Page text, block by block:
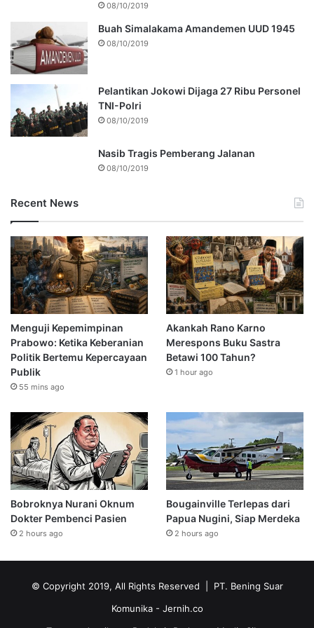
08/10/2019
Buah Simalakama Amandemen UUD 1945
08/10/2019
Pelantikan Jokowi Dijaga 27 Ribu Personel
TNI-Polri
08/10/2019
Nasib Tragis Pemberang Jalanan
08/10/2019
Recent News
Menguji Kepemimpinan
Prabowo: Ketika Keberanian
Politik Bertemu Kepercayaan
Publik
55 mins ago
Akankah Rano Karno
Merespons Buku Sastra
Betawi 100 Tahun?
1 hour ago
Bobroknya Nurani Oknum
Dokter Pembenci Pasien
2 hours ago
Bougainville Terlepas dari
Papua Nugini, Siap Merdeka
2 hours ago
© Copyright 2019, All Rights Reserved | PT. Bening Suar
Komunika - Jernih.co